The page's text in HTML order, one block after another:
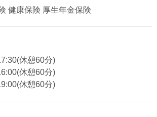
健康保険 厚生年金保険
休憩60分)
休憩60分)
休憩60分)